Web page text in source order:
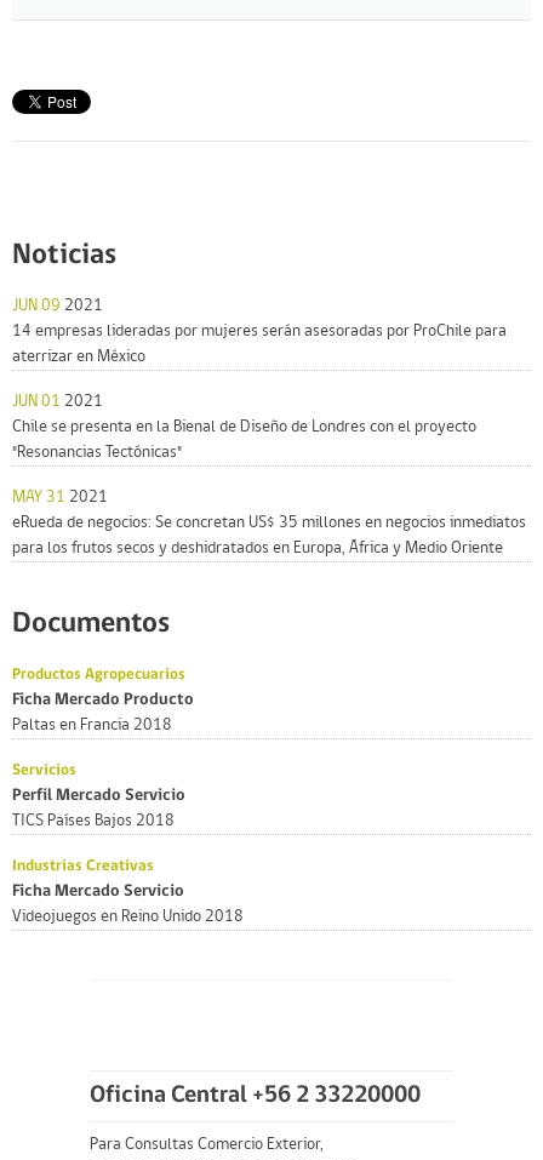
Noticias
JUN 09 2021
14 empresas lideradas por mujeres serán asesoradas por ProChile para
aterrizar en México
JUN 01 2021
Chile se presenta en la Bienal de Diseño de Londres con el proyecto
"Resonancias Tectónicas"
MAY 31 2021
eRueda de negocios: Se concretan US$ 35 millones en negocios inmediatos
para los frutos secos y deshidratados en Europa, África y Medio Oriente
Documentos
Productos Agropecuarios
Ficha Mercado Producto
Paltas en Francia 2018
Servicios
Perfil Mercado Servicio
TICS Países Bajos 2018
Industrias Creativas
Ficha Mercado Servicio
Videojuegos en Reino Unido 2018
Oficina Central +56 2 33220000
Para Consultas Comercio Exterior,